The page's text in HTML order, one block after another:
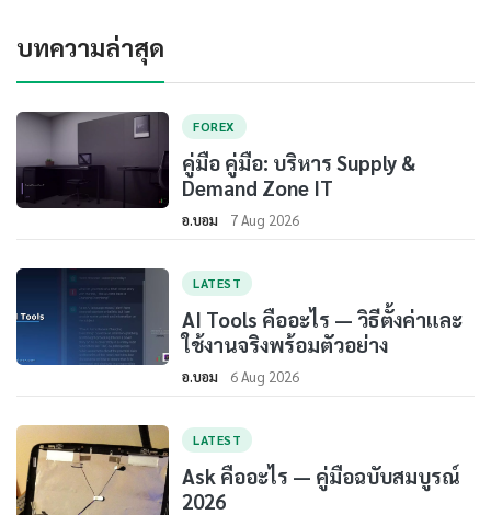
บทความล่าสุด
FOREX
คู่มือ คู่มือ: บริหาร Supply &
Demand Zone IT
อ.บอม 7 Aug 2026
LATEST
AI Tools คืออะไร — วิธีตั้งค่าและ
ใช้งานจริงพร้อมตัวอย่าง
อ.บอม 6 Aug 2026
LATEST
Ask คืออะไร — คู่มือฉบับสมบูรณ์
2026